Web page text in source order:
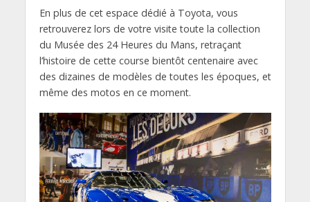
En plus de cet espace dédié à Toyota, vous
retrouverez lors de votre visite toute la collection
du Musée des 24 Heures du Mans, retraçant
l’histoire de cette course bientôt centenaire avec
des dizaines de modèles de toutes les époques, et
même des motos en ce moment.